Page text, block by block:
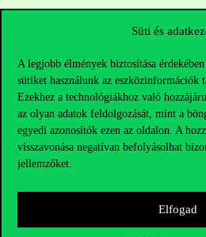
Süti és
A legjobb élmények biztosítása
sütiket használunk az eszközinformációk
Ezekhez a technológiákhoz való
az olyan adatok feldolgozását, mint a
egyedi azonosítók ezen az oldalon. A
visszavonása negatívan befolyásolhat
jellemzőket.
Elfogad
Elérhetőségek